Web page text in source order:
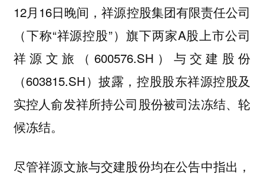
12月16日晚间，祥源控股集团有限责任公司
（下称“祥源控股”）旗下两家A股上市公司
祥源文旅（600576.SH）与交建股份
（603815.SH）披露，控股股东祥源控股及
实控人俞发祥所持公司股份被司法冻结、轮
候冻结。
尽管祥源文旅与交建股份均在公告中指出，